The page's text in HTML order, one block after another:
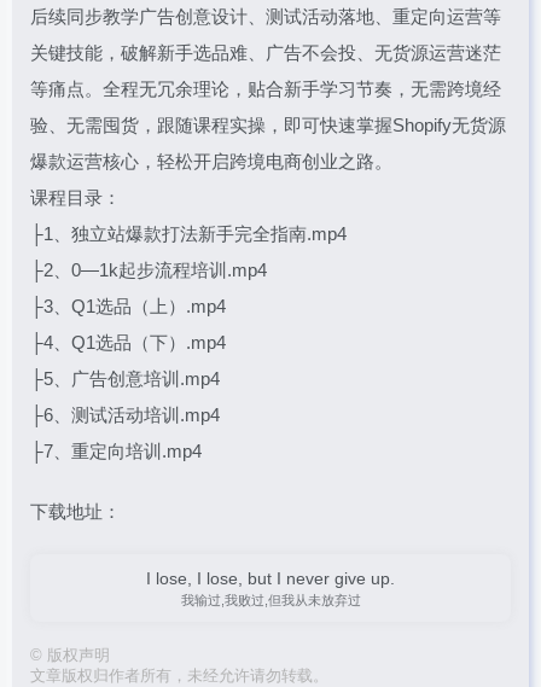
后续同步教学广告创意设计、测试活动落地、重定向运营等
关键技能，破解新手选品难、广告不会投、无货源运营迷茫
等痛点。全程无冗余理论，贴合新手学习节奏，无需跨境经
验、无需囤货，跟随课程实操，即可快速掌握Shopify无货源
爆款运营核心，轻松开启跨境电商创业之路。
课程目录：
├1、独立站爆款打法新手完全指南.mp4
├2、0—1k起步流程培训.mp4
├3、Q1选品（上）.mp4
├4、Q1选品（下）.mp4
├5、广告创意培训.mp4
├6、测试活动培训.mp4
├7、重定向培训.mp4
下载地址：
I lose, I lose, but I never give up.
我输过,我败过,但我从未放弃过
© 版权声明
文章版权归作者所有，未经允许请勿转载。